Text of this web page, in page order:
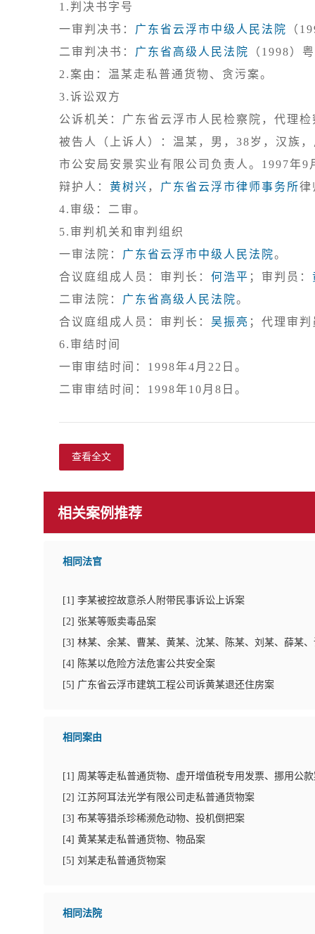
1.判决书字号
一审判决书： 广东省云浮市中级人民法院
（
二审判决书： 广东省高级人民法院
3.诉讼双方
公诉机关：广东省云浮市人民检察院，代理
被告人（上诉人）：温某，男，38岁，汉族
市公安局安景实业有限公司负责人。1997年9
辩护人： 黄树兴 ， 广东省云浮市律师事务所
4.审级：二审。
5.审判机关和审判组织
一审法院： 广东省云浮市中级人民法院。
合议庭组成人员：审判长： 何浩平 ；审判员：
二审法院： 广东省高级人民法院。
合议庭组成人员：审判长： 吴振亮 ；代理审
6.审结时间
一审审结时间：1998年4月22日。
查看全文
相关案例推荐
相同法官
[1] 李某被控故意杀人附带民事诉讼上诉案
[2] 张某等贩卖毒品案
[3] 林某、余某、曹某、黄某、沈某、陈某、刘某、薛某
[4] 陈某以危险方法危害公共安全案
[5] 广东省云浮市建筑工程公司诉黄某退还住房案
相同案由
[1] 周某等走私普通货物、虚开增值税专用发票、挪用公
[2] 江苏阿耳法光学有限公司走私普通货物案
[3] 布某等猎杀珍稀濒危动物、投机倒把案
[4] 黄某某走私普通货物、物品案
[5] 刘某走私普通货物案
相同法院